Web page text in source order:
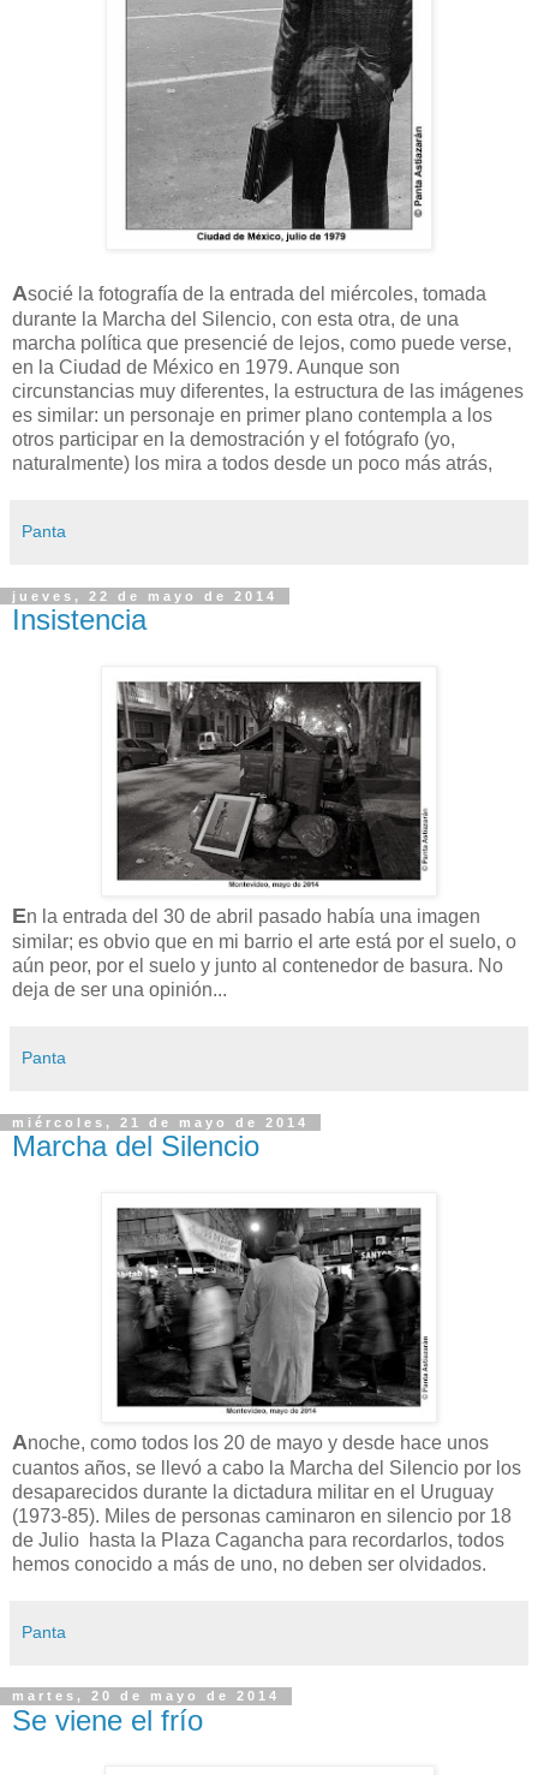
Asocié la fotografía de la entrada del miércoles, tomada
durante la Marcha del Silencio, con esta otra, de una
marcha política que presencié de lejos, como puede verse,
en la Ciudad de México en 1979. Aunque son
circunstancias muy diferentes, la estructura de las imágenes
es similar: un personaje en primer plano contempla a los
otros participar en la demostración y el fotógrafo (yo,
naturalmente) los mira a todos desde un poco más atrás,
Panta
jueves, 22 de mayo de 2014
Insistencia
En la entrada del 30 de abril pasado había una imagen
similar; es obvio que en mi barrio el arte está por el suelo, o
aún peor, por el suelo y junto al contenedor de basura. No
deja de ser una opinión...
Panta
miércoles, 21 de mayo de 2014
Marcha del Silencio
Anoche, como todos los 20 de mayo y desde hace unos
cuantos años, se llevó a cabo la Marcha del Silencio por los
desaparecidos durante la dictadura militar en el Uruguay
(1973-85). Miles de personas caminaron en silencio por 18
de Julio hasta la Plaza Cagancha para recordarlos, todos
hemos conocido a más de uno, no deben ser olvidados.
Panta
martes, 20 de mayo de 2014
Se viene el frío